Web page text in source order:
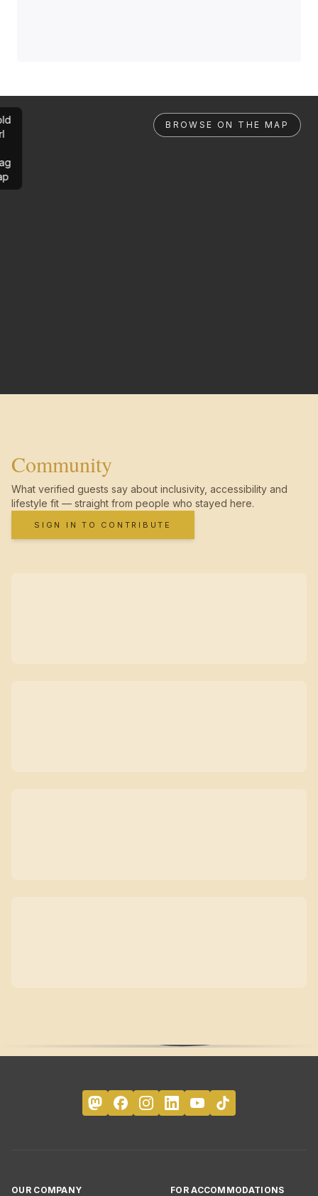
BROWSE ON THE MAP
Community
What verified guests say about inclusivity, accessibility and
lifestyle fit — straight from people who stayed here.
SIGN IN TO CONTRIBUTE
OUR COMPANY FOR ACCOMMODATIONS